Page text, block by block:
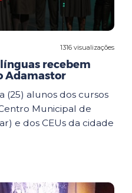
1316 visualizações
recebem
Adamastor
(25) alunos dos cursos
Municipal de
e dos CEUs da cidade